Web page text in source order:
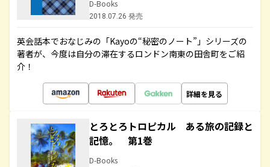
D-Books
2018.07.26 発売
英会話本でおなじみの「Kayoの“秘密のノート”」シリーズの
著者が、今度は自分の滞在するロンドン南東の田舎町をご紹
介！
詳細を見る
とろとろトロピカル ある旅の記録と
記憶。 第1巻
D-Books